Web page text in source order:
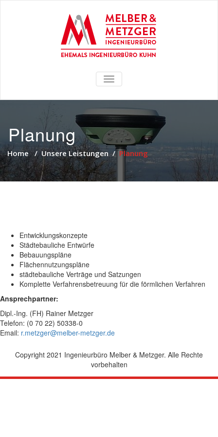
TOGGLE
NAVIGATION
Planung
Home/Unsere Leistungen/Planung
Entwicklungskonzepte
Städtebauliche Entwürfe
Bebauungspläne
Flächennutzungspläne
städtebauliche Verträge und Satzungen
Komplette Verfahrensbetreuung für die förmlichen Verfahren
Ansprechpartner:
Dipl.-Ing. (FH) Rainer Metzger
Telefon: (0 70 22) 50338-0
Email: r.metzger@melber-metzger.de
Copyright 2021 Ingenieurbüro Melber & Metzger. Alle Rechte
vorbehalten